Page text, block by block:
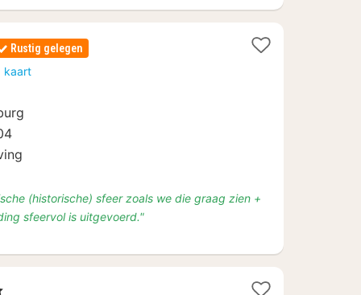
Rustig gelegen
kaart
(historische) sfeer zoals we die graag zien +
sfeervol is uitgevoerd."